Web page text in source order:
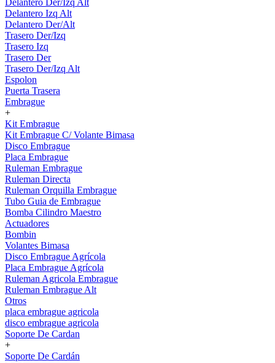
Delantero Der/Izq Alt
Delantero Izq Alt
Delantero Der/Alt
Trasero Der/Izq
Trasero Izq
Trasero Der
Trasero Der/Izq Alt
Espolon
Puerta Trasera
Embrague
+
Kit Embrague
Kit Embrague C/ Volante Bimasa
Disco Embrague
Placa Embrague
Ruleman Embrague
Ruleman Directa
Ruleman Orquilla Embrague
Tubo Guia de Embrague
Bomba Cilindro Maestro
Actuadores
Bombin
Volantes Bimasa
Disco Embrague Agrícola
Placa Embrague Agrícola
Ruleman Agricola Embrague
Ruleman Embrague Alt
Otros
placa embrague agricola
disco embrague agricola
Soporte De Cardan
+
Soporte De Cardán